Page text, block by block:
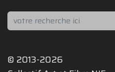
Rechercher
© 2013-2026